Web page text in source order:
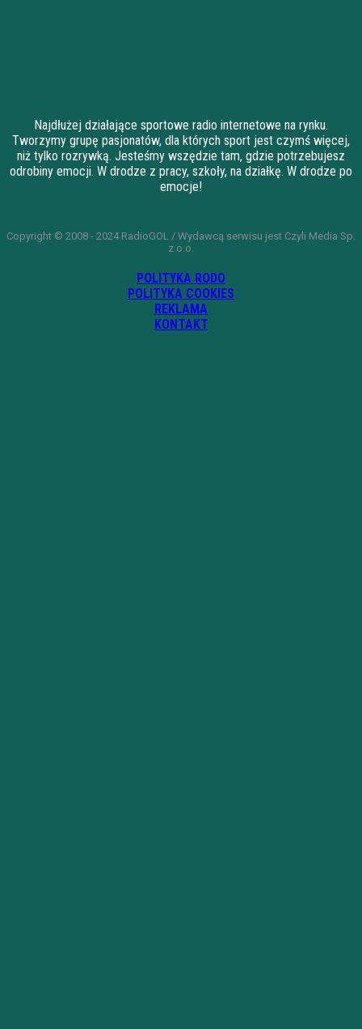
Najdłużej działające sportowe radio internetowe na rynku.
Tworzymy grupę pasjonatów, dla których sport jest czymś więcej,
niż tylko rozrywką. Jesteśmy wszędzie tam, gdzie potrzebujesz
odrobiny emocji. W drodze z pracy, szkoły, na działkę. W drodze po
emocje!
Copyright © 2008 - 2024 RadioGOL / Wydawcą serwisu jest Czyli Media Sp.
z o.o.
POLITYKA RODO
POLITYKA COOKIES
REKLAMA
KONTAKT